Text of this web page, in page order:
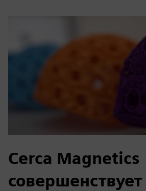
Cerca Magnetics
совершенствует